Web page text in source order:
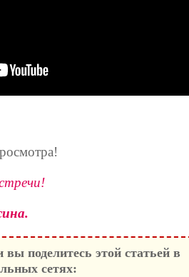
поделитесь этой статьей в
сетях: